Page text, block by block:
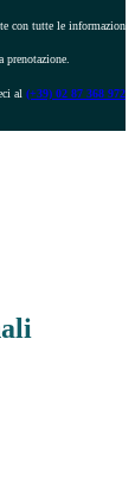
con tutte le informazioni
al (+39) 02 87 368 972